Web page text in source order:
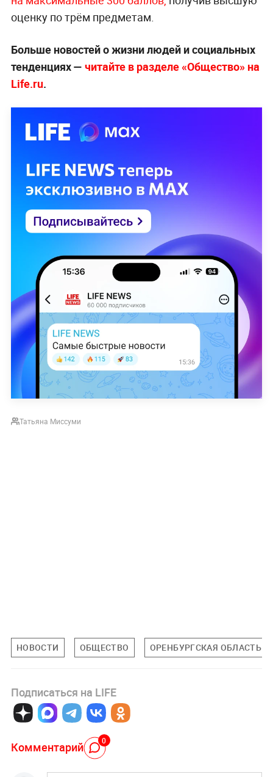
оценку по трём предметам.
Больше новостей о жизни людей и социальных
тенденциях — читайте в разделе «Общество» на
Life.ru.
Татьяна Миссуми
НОВОСТИ ОБЩЕСТВО ОРЕНБУРГСКАЯ ОБЛАСТЬ
Подписаться на LIFE
Комментарий 0